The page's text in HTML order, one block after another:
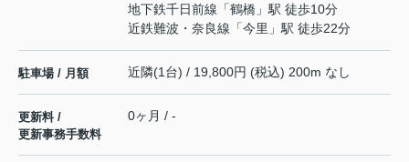
地下鉄千日前線 「鶴橋 」駅 徒歩10分
近鉄難波・奈良線 「今里 」駅 徒歩22分
駐車場 / 月額 近隣(1台) / 19,800円 (税込) 200m なし
更新料 /
更新事務手数料
0ヶ月 / -